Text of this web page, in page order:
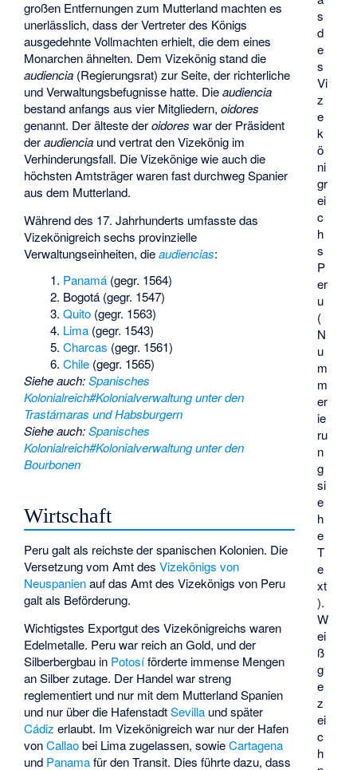
s
d
e
s
Vi
z
e
k
ö
ni
gr
ei
c
h
s
P
er
u
(
N
u
m
m
er
ie
ru
n
g
si
e
h
e
T
e
xt
).
W
ei
ß
g
e
z
ei
c
h
großen Entfernungen zum Mutterland machten es
unerlässlich, dass der Vertreter des Königs
ausgedehnte Vollmachten erhielt, die dem eines
Monarchen ähnelten. Dem Vizekönig stand die
audiencia (Regierungsrat) zur Seite, der richterliche
und Verwaltungsbefugnisse hatte. Dieaudiencia
bestand anfangs aus vier Mitgliedern,oidores
genannt. Der älteste deroidores war der Präsident
deraudiencia und vertrat den Vizekönig im
Verhinderungsfall. Die Vizekönige wie auch die
höchsten Amtsträger waren fast durchweg Spanier
aus dem Mutterland.
Während des 17. Jahrhunderts umfasste das
Vizekönigreich sechs provinzielle
Verwaltungseinheiten, dieaudiencias:
Panamá (gegr. 1564)
Bogotá (gegr. 1547)
Quito (gegr. 1563)
Lima (gegr. 1543)
Charcas (gegr. 1561)
Chile (gegr. 1565)
Siehe auch:Spanisches
Kolonialreich#Kolonialverwaltung unter den
Trastámaras und Habsburgern
Siehe auch:Spanisches
Kolonialreich#Kolonialverwaltung unter den
Bourbonen
Wirtschaft
Peru galt als reichste der spanischen Kolonien. Die
Versetzung vom Amt desVizekönigs von
Neuspanienauf das Amt des Vizekönigs von Peru
galt als Beförderung.
Wichtigstes Exportgut des Vizekönigreichs waren
Edelmetalle. Peru war reich an Gold, und der
Silberbergbau in Potosíförderte immense Mengen
an Silber zutage. Der Handel war streng
reglementiert und nur mit dem Mutterland Spanien
und nur über die HafenstadtSevilla und später
Cádiz erlaubt. Im Vizekönigreich war nur der Hafen
vonCallaobei Lima zugelassen, sowieCartagena
und Panamafür den Transit. Dies führte dazu, dass